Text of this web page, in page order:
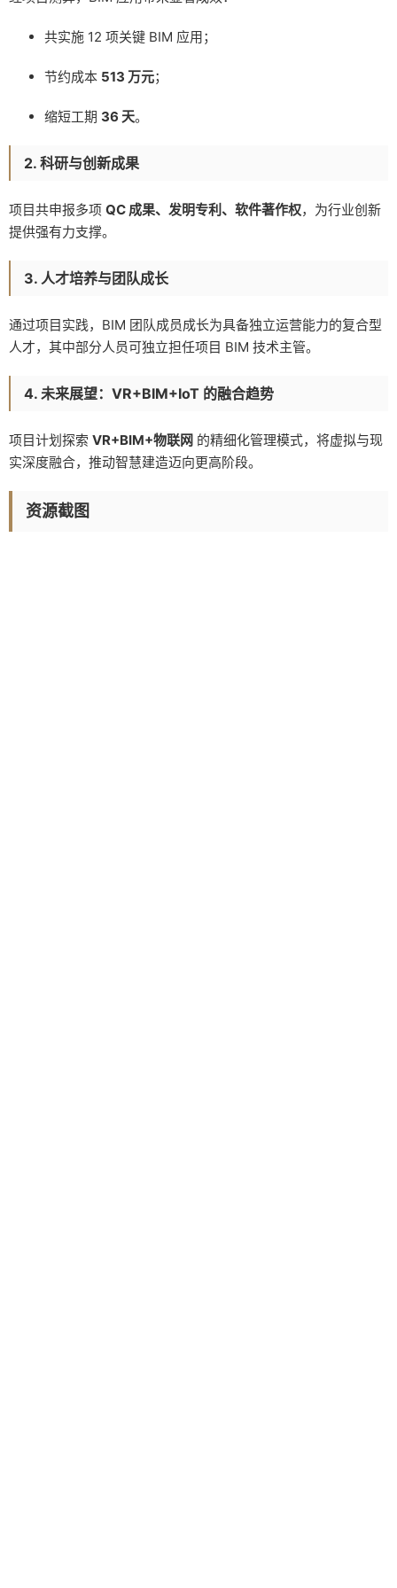
共实施 12 项关键 BIM 应用；
节约成本 513 万元；
缩短工期 36 天。
2. 科研与创新成果
项目共申报多项 QC 成果、发明专利、软件著作权，为行业创新
提供强有力支撑。
3. 人才培养与团队成长
通过项目实践，BIM 团队成员成长为具备独立运营能力的复合型
人才，其中部分人员可独立担任项目 BIM 技术主管。
4. 未来展望：VR+BIM+IoT 的融合趋势
项目计划探索 VR+BIM+物联网 的精细化管理模式，将虚拟与现
实深度融合，推动智慧建造迈向更高阶段。
资源截图